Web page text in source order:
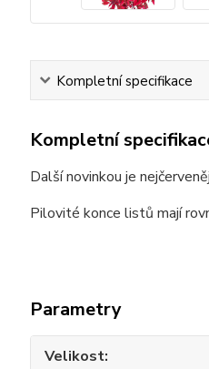
Kompletní specifikace
Kompletní
Další novinkou je
Pilovité konce listů mají
Parametry
Velikost